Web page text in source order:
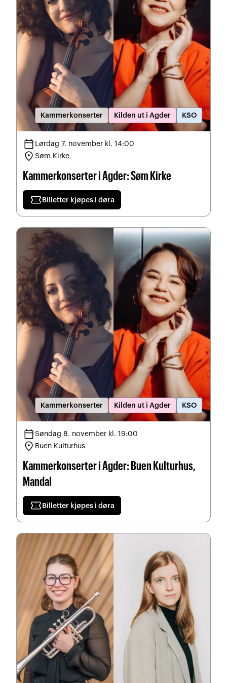
Kammerkonserter Kilden ut i Agder KSO
calendar_today Lørdag 7. november kl. 14:00
location_onSøm Kirke
Kammerkonserter i Agder: Søm Kirke
confirmation_number Billetter kjøpes i døra
Kammerkonserter Kilden ut i Agder KSO
calendar_todaySøndag 8. november kl. 19:00
location_on Buen Kulturhus
Kammerkonserter i Agder: Buen Kulturhus,
Mandal
confirmation_number Billetter kjøpes i døra